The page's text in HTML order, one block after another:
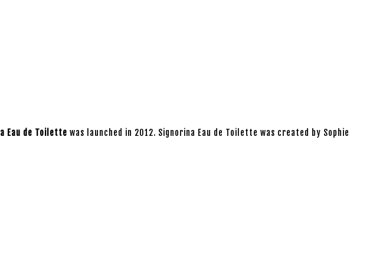
Eau de Toilette was launched in 2012. Signorina Eau de Toilette was created by Sophie